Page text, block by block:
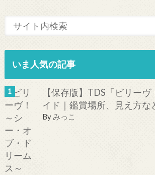
いま人気の記事
【保存版】TDS「ビリー
イド｜鑑賞場所、見え方な
Byみっこ